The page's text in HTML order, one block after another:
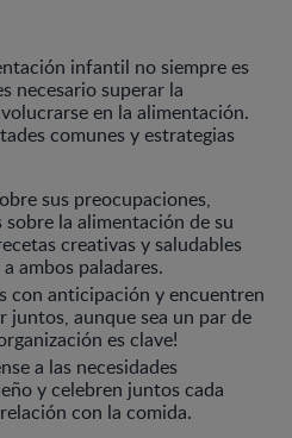
infantil no siempre es
necesario superar la
en la alimentación.
comunes y estrategias
sus preocupaciones,
la alimentación de su
creativas y saludables
ambos paladares.
con anticipación y encuentren
juntos, aunque sea un par de
es clave!
a las necesidades
y celebren juntos cada
con la comida.